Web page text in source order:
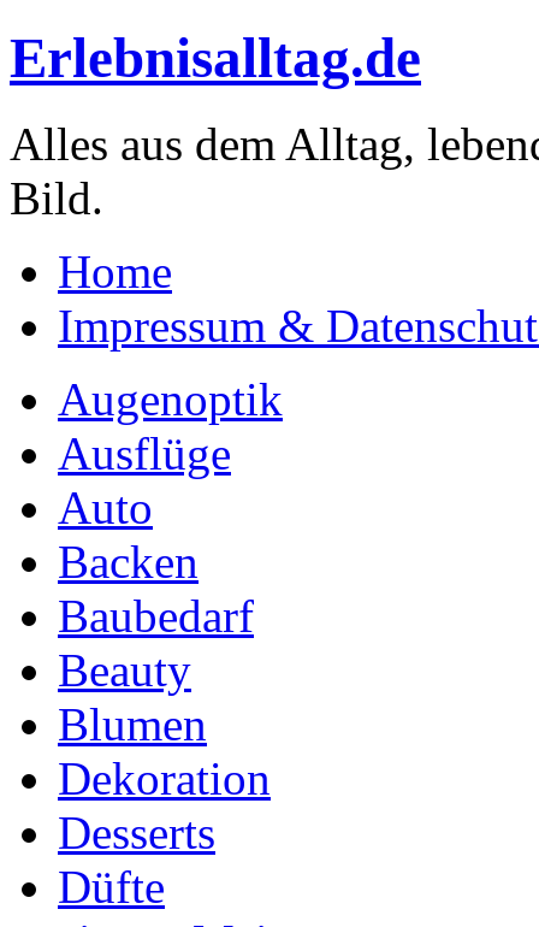
Erlebnisalltag.de
Alles aus dem Alltag,
Bild.
Home
Impressum &
Augenoptik
Ausflüge
Auto
Backen
Baubedarf
Beauty
Blumen
Dekoration
Desserts
Düfte